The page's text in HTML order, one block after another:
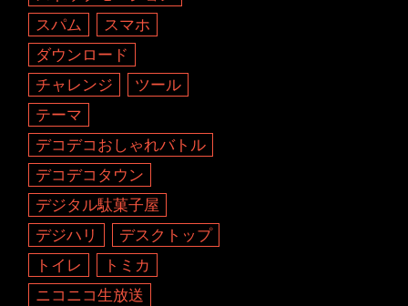
スパム
スマホ
ダウンロード
チャレンジ
ツール
テーマ
デコデコおしゃれバトル
デコデコタウン
デジタル駄菓子屋
デジハリ
デスクトップ
トイレ
トミカ
ニコニコ生放送